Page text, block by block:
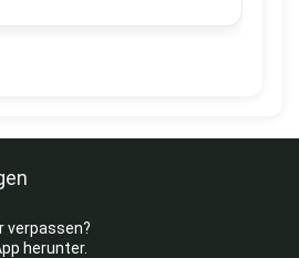
verpassen?
herunter.